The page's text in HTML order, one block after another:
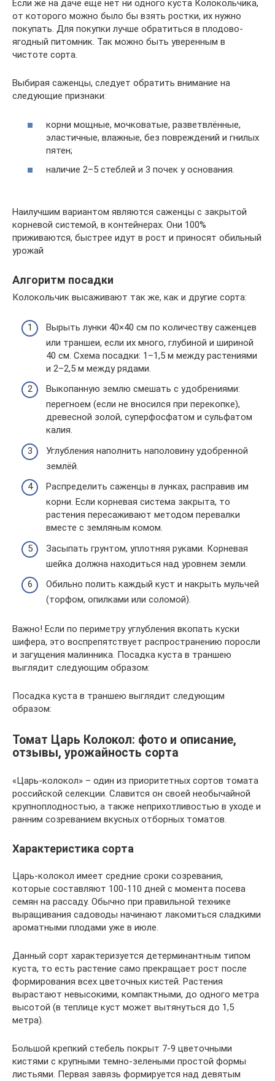
Если же на даче ещё нет ни одного куста Колокольчика,
от которого можно было бы взять ростки, их нужно
покупать. Для покупки лучше обратиться в плодово-
ягодный питомник. Так можно быть уверенным в
чистоте сорта.
Выбирая саженцы, следует обратить внимание на
следующие признаки:
корни мощные, мочковатые, разветвлённые,
эластичные, влажные, без повреждений и гнилых
пятен;
наличие 2–5 стеблей и 3 почек у основания.
Наилучшим вариантом являются саженцы с закрытой
корневой системой, в контейнерах. Они 100%
приживаются, быстрее идут в рост и приносят обильный
урожай
Алгоритм посадки
Колокольчик высаживают так же, как и другие сорта:
Вырыть лунки 40×40 см по количеству саженцев
или траншеи, если их много, глубиной и шириной
40 см. Схема посадки: 1–1,5 м между растениями
и 2–2,5 м между рядами.
Выкопанную землю смешать с удобрениями:
перегноем (если не вносился при перекопке),
древесной золой, суперфосфатом и сульфатом
калия.
Углубления наполнить наполовину удобренной
землёй.
Распределить саженцы в лунках, расправив им
корни. Если корневая система закрыта, то
растения пересаживают методом перевалки
вместе с земляным комом.
Засыпать грунтом, уплотняя руками. Корневая
шейка должна находиться над уровнем земли.
Обильно полить каждый куст и накрыть мульчей
(торфом, опилками или соломой).
Важно! Если по периметру углубления вкопать куски
шифера, это воспрепятствует распространению поросли
и загущения малинника. Посадка куста в траншею
выглядит следующим образом:
Посадка куста в траншею выглядит следующим
образом:
Томат Царь Колокол: фото и описание,
отзывы, урожайность сорта
«Царь-колокол» – один из приоритетных сортов томата
российской селекции. Славится он своей необычайной
крупноплодностью, а также неприхотливостью в уходе и
ранним созреванием вкусных отборных томатов.
Характеристика сорта
Царь-колокол имеет средние сроки созревания,
которые составляют 100-110 дней с момента посева
семян на рассаду. Обычно при правильной технике
выращивания садоводы начинают лакомиться сладкими
ароматными плодами уже в июле.
Данный сорт характеризуется детерминантным типом
куста, то есть растение само прекращает рост после
формирования всех цветочных кистей. Растения
вырастают невысокими, компактными, до одного метра
высотой (в теплице куст может вытянуться до 1,5
метра).
Большой крепкий стебель покрыт 7-9 цветочными
кистями с крупными темно-зелеными простой формы
листьями. Первая завязь формируется над девятым